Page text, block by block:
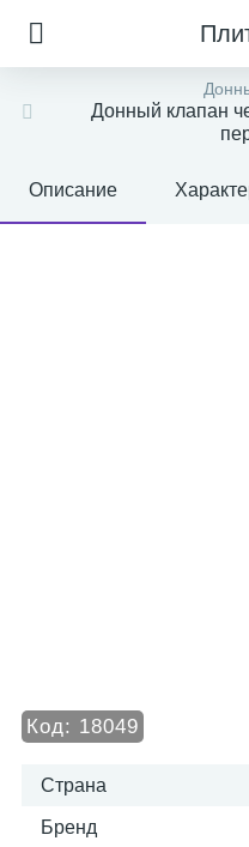
Донный клапан
Описание
Код: 18049
Страна
Бренд